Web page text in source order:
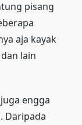
pisang
aja kayak
lain
engga
Daripada